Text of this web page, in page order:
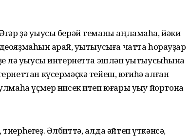
ҙә уҡыусы берәй теманы аңламаһа, йәки
ҡарай, уҡытыусыға чатта һорауҙар
лә уҡыусы интернетта эшләп уҡытыусыһына
күсермәҫкә тейеш, юғиһә алған
үҫмер нисек итеп юғары уҡыу йортона
Әлбиттә, алда әйтеп үткәнсә,